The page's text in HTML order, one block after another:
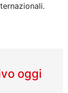
oggi